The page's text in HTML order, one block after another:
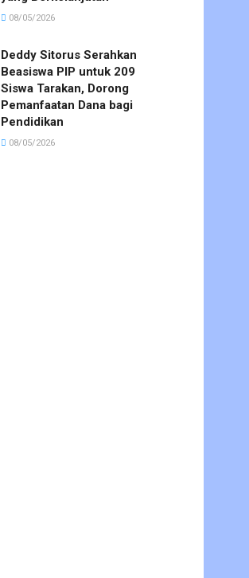
08/05/2026
Deddy Sitorus Serahkan
Beasiswa PIP untuk 209
Siswa Tarakan, Dorong
Pemanfaatan Dana bagi
Pendidikan
08/05/2026